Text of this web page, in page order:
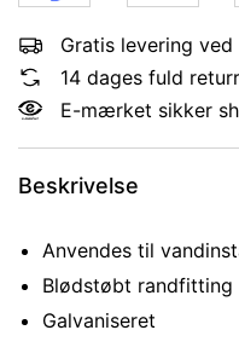
Gratis levering
14 dages fuld
E-mærket sikker
Beskrivelse
Anvendes til
Blødstøbt randfitting
Galvaniseret